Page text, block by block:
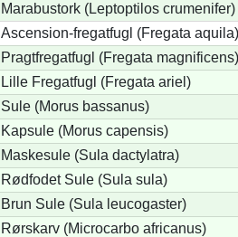
Marabustork (Leptoptilos crumenifer)
Ascension-fregatfugl (Fregata aquila)
Pragtfregatfugl (Fregata magnificens)
Lille Fregatfugl (Fregata ariel)
Sule (Morus bassanus)
Kapsule (Morus capensis)
Maskesule (Sula dactylatra)
Rødfodet Sule (Sula sula)
Brun Sule (Sula leucogaster)
Rørskarv (Microcarbo africanus)